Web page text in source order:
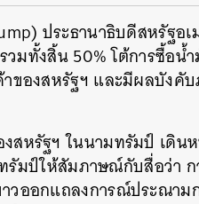
ประธานาธิบดีสหรัฐอเ
มทั้งสิ้น 50% โต้การซื้อน้
ของสหรัฐฯ และมีผลบังคับ
หรัฐฯ ในนามทรัมป์ เดิน
มป์ให้สัมภาษณ์กับสื่อว่า ก
วออกแถลงการณ์ประณาม